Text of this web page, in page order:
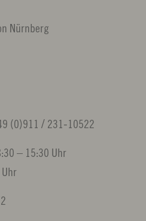
Nürnberg
(0)911 / 231-10522
– 15:30 Uhr